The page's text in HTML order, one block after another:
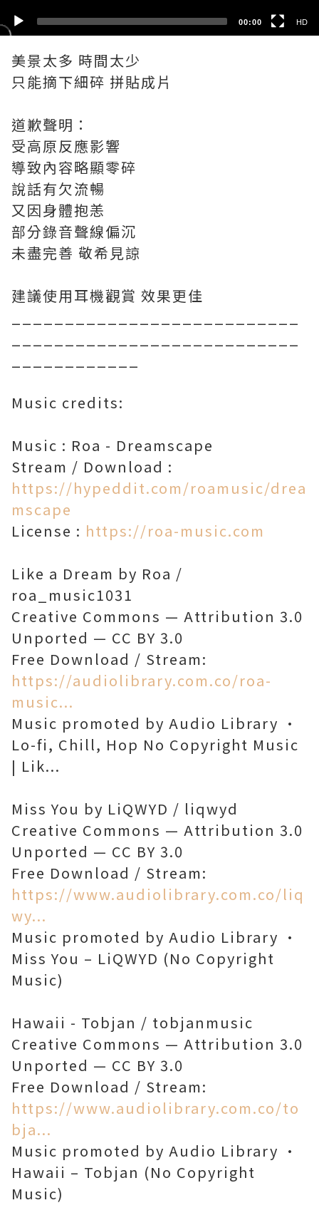
00:00 HD
美景太多 時間太少
只能摘下細碎 拼貼成片
道歉聲明：
受高原反應影響
導致內容略顯零碎
說話有欠流暢
又因身體抱恙
部分錄音聲線偏沉
未盡完善 敬希見諒
建議使用耳機觀賞 效果更佳
Music credits:
Music : Roa - Dreamscape
Stream / Download :
https://hypeddit.com/roamusic/drea
mscape
License : https://roa-music.com
Like a Dream by Roa /
roa_music1031
Creative Commons — Attribution 3.0
Unported — CC BY 3.0
Free Download / Stream:
https://audiolibrary.com.co/roa-
music...
Music promoted by Audio Library •
Lo-fi, Chill, Hop No Copyright Music
| Lik...
Miss You by LiQWYD / liqwyd
Creative Commons — Attribution 3.0
Unported — CC BY 3.0
Free Download / Stream:
https://www.audiolibrary.com.co/liq
wy...
Music promoted by Audio Library •
Miss You – LiQWYD (No Copyright
Music)
Hawaii - Tobjan / tobjanmusic
Creative Commons — Attribution 3.0
Unported — CC BY 3.0
Free Download / Stream:
https://www.audiolibrary.com.co/to
bja...
Music promoted by Audio Library •
Hawaii – Tobjan (No Copyright
Music)